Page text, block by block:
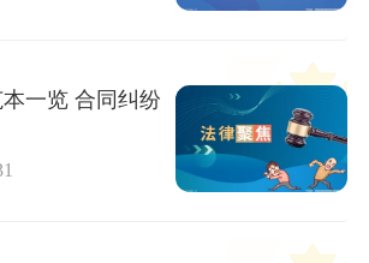
一览 合同纠纷